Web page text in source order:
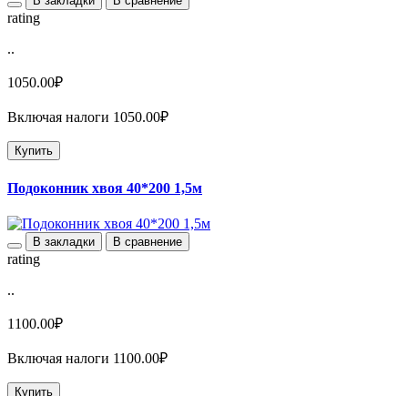
rating
..
1050.00₽
Включая налоги 1050.00₽
Купить
Подоконник хвоя 40*200 1,5м
В закладки В сравнение
rating
..
1100.00₽
Включая налоги 1100.00₽
Купить